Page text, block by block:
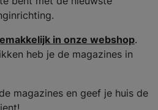
in onze webshop.
heb je de magazines in
magazines en geef je huis de